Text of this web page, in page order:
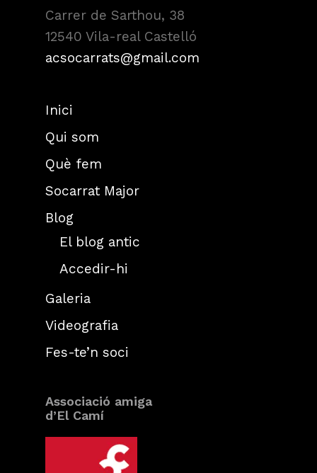
Carrer de Sarthou, 38
12540 Vila-real Castelló
acsocarrats@gmail.com
Inici
Qui som
Què fem
Socarrat Major
Blog
El blog antic
Accedir-hi
Galeria
Videografia
Fes-te’n soci
Associació amiga
d’El Camí